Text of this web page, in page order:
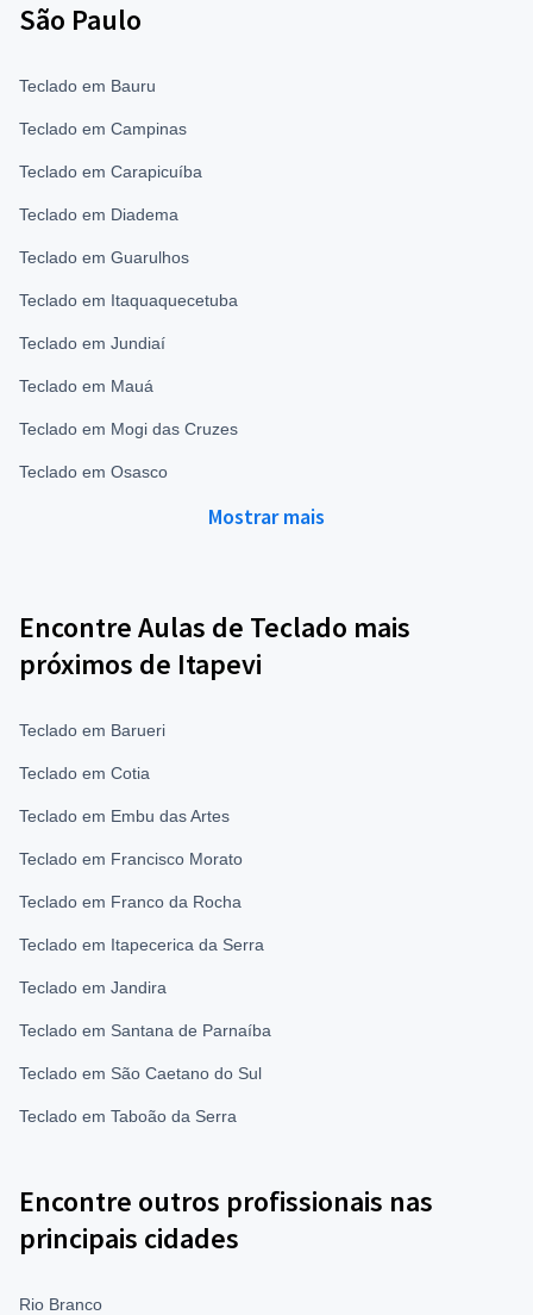
São Paulo
Teclado em Bauru
Teclado em Campinas
Teclado em Carapicuíba
Teclado em Diadema
Teclado em Guarulhos
Teclado em Itaquaquecetuba
Teclado em Jundiaí
Teclado em Mauá
Teclado em Mogi das Cruzes
Teclado em Osasco
Mostrar mais
Encontre Aulas de Teclado mais
próximos de Itapevi
Teclado em Barueri
Teclado em Cotia
Teclado em Embu das Artes
Teclado em Francisco Morato
Teclado em Franco da Rocha
Teclado em Itapecerica da Serra
Teclado em Jandira
Teclado em Santana de Parnaíba
Teclado em São Caetano do Sul
Teclado em Taboão da Serra
Encontre outros profissionais nas
principais cidades
Rio Branco